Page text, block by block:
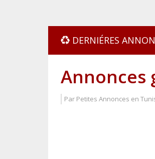
DERNIÉRES
Annonces
Par Petites Annonces en